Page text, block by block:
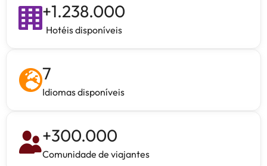
+1.238.000
Hotéis disponíveis
7
Idiomas disponíveis
+300.000
Comunidade de viajantes